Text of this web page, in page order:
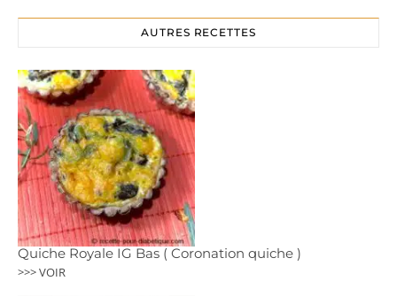
AUTRES RECETTES
Quiche Royale IG Bas ( Coronation quiche )
>>> VOIR